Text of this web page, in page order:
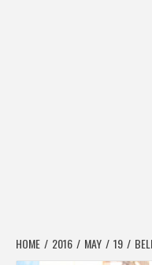
HOME 2016 MAY 19